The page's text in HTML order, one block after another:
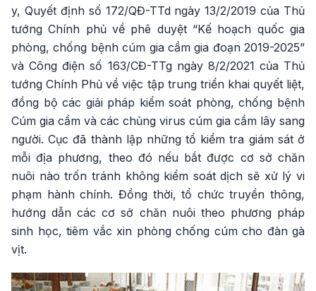
y, Quyết định số 172/QĐ-TTd ngày 13/2/2019 của Thủ
tướng Chính phủ về phê duyệt “Kế hoạch quốc gia
phòng, chống bệnh cúm gia cầm gia đoạn 2019-2025”
và Công điện số 163/CĐ-TTg ngày 8/2/2021 của Thủ
tướng Chính Phủ về việc tập trung triển khai quyết liệt,
đồng bộ các giải pháp kiểm soát phòng, chống bệnh
Cúm gia cầm và các chủng virus cúm gia cầm lây sang
người. Cục đã thành lập những tổ kiểm tra giám sát ở
mỗi địa phương, theo đó nếu bắt được cơ sở chăn
nuôi nào trốn tránh không kiểm soát dịch sẽ xử lý vi
phạm hành chính. Đồng thời, tổ chức truyền thông,
hướng dẫn các cơ sở chăn nuôi theo phương pháp
sinh học, tiêm vắc xin phòng chống cúm cho đàn gà
vịt.